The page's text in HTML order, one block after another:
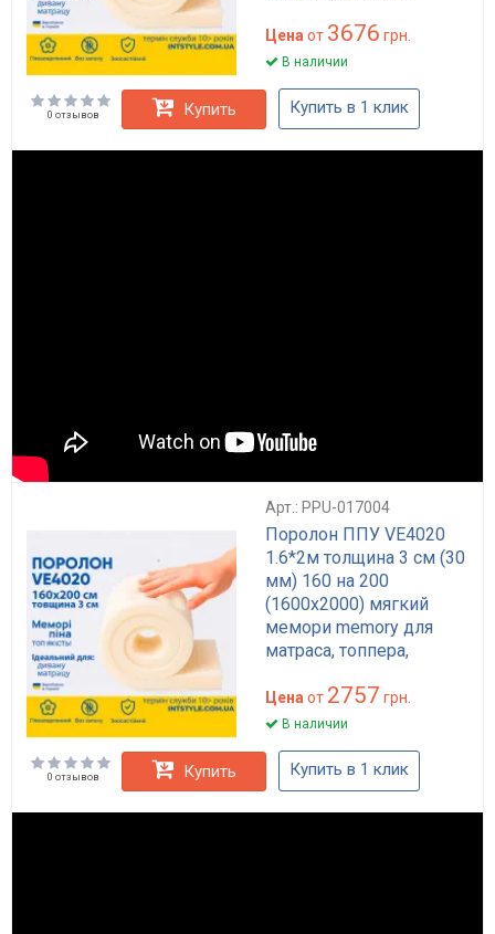
Цена от 3676 грн.
В наличии
0 отзывов Купить Купить в 1 клик
Арт.: PPU-017004
Поролон ППУ VE4020
1.6*2м толщина 3 см (30
мм) 160 на 200
(1600х2000) мягкий
мемори memory для
матраса, топпера,
Цена от 2757 грн.
В наличии
0 отзывов Купить Купить в 1 клик